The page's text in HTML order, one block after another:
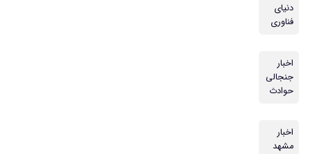
دنیای
فناوری
اخبار
جنجالی
حوادث
اخبار
مشهد